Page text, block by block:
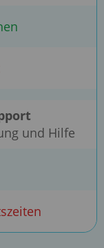
und Hilfe